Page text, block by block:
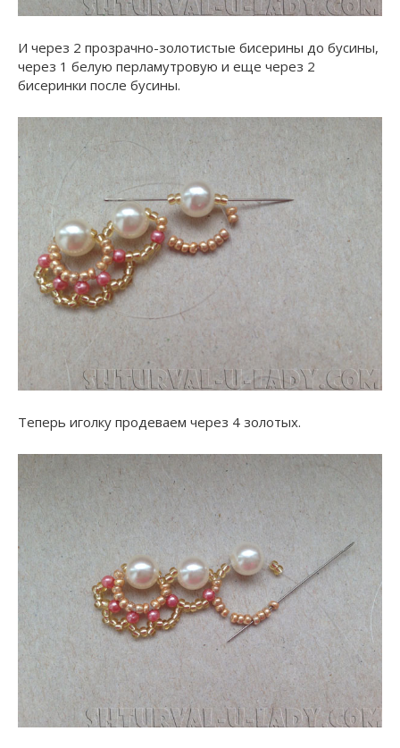
И через 2 прозрачно-золотистые бисерины до бусины,
через 1 белую перламутровую и еще через 2
бисеринки после бусины.
Теперь иголку продеваем через 4 золотых.